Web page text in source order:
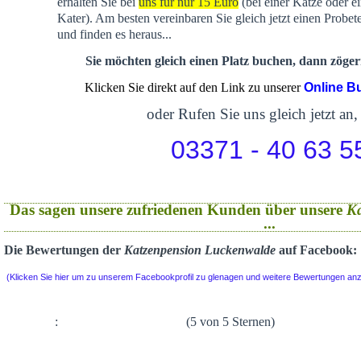
Kater). Am besten vereinbaren Sie gleich jetzt einen
und finden es heraus...
Sie möchten gleich einen Platz buchen, dann
Klicken Sie direkt auf den Link zu unsererOnline
oder Rufen Sie uns gleich jetzt an,
03371 - 40 63
Das sagen unsere zufriedenen Kunden über unsere
...
Die Bewertungen der Katzenpension Luckenwalde auf Facebook:
(Klicken Sie hier um zu unserem Facebookprofil zu glenagen und weitere Bewertungen
: (5 von 5 Sternen)